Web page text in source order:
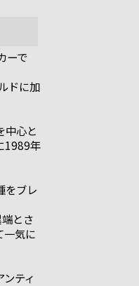
ーで
ドに加
中心と
1989年
をブレ
とさ
一気に
ティ